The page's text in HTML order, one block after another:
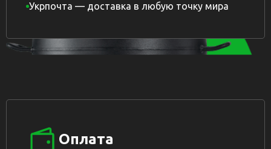
Укрпочта — доставка в любую точку мира
Оплата